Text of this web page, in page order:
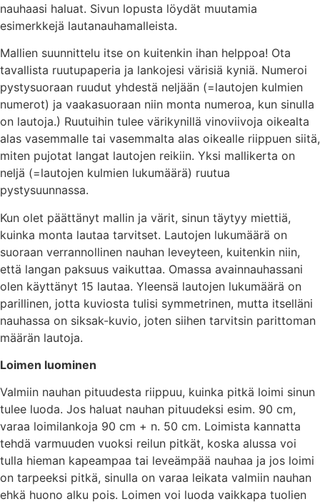
nauhaasi haluat. Sivun lopusta löydät muutamia
esimerkkejä lautanauhamalleista.
Mallien suunnittelu itse on kuitenkin ihan helppoa! Ota
tavallista ruutupaperia ja lankojesi värisiä kyniä. Numeroi
pystysuoraan ruudut yhdestä neljään (=lautojen kulmien
numerot) ja vaakasuoraan niin monta numeroa, kun sinulla
on lautoja.) Ruutuihin tulee värikynillä vinoviivoja oikealta
alas vasemmalle tai vasemmalta alas oikealle riippuen siitä,
miten pujotat langat lautojen reikiin. Yksi mallikerta on
neljä (=lautojen kulmien lukumäärä) ruutua
pystysuunnassa.
Kun olet päättänyt mallin ja värit, sinun täytyy miettiä,
kuinka monta lautaa tarvitset. Lautojen lukumäärä on
suoraan verrannollinen nauhan leveyteen, kuitenkin niin,
että langan paksuus vaikuttaa. Omassa avainnauhassani
olen käyttänyt 15 lautaa. Yleensä lautojen lukumäärä on
parillinen, jotta kuviosta tulisi symmetrinen, mutta itselläni
nauhassa on siksak-kuvio, joten siihen tarvitsin parittoman
määrän lautoja.
Loimen luominen
Valmiin nauhan pituudesta riippuu, kuinka pitkä loimi sinun
tulee luoda. Jos haluat nauhan pituudeksi esim. 90 cm,
varaa loimilankoja 90 cm + n. 50 cm. Loimista kannatta
tehdä varmuuden vuoksi reilun pitkät, koska alussa voi
tulla hieman kapeampaa tai leveämpää nauhaa ja jos loimi
on tarpeeksi pitkä, sinulla on varaa leikata valmiin nauhan
ehkä huono alku pois. Loimen voi luoda vaikkapa tuolien